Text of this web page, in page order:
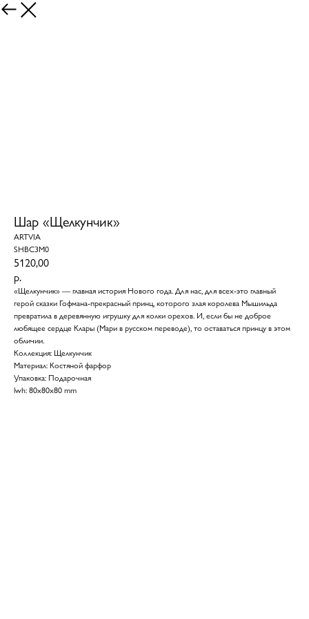
Шар «Щелкунчик»
ARTVIA
SHBC3M0
5120,00
р.
«Щелкунчик» — главная история Нового года. Для нас, для всех-это главный
герой сказки Гофмана-прекрасный принц, которого злая королева Мышильда
превратила в деревянную игрушку для колки орехов. И, если бы не доброе
любящее сердце Клары (Мари в русском переводе), то оставаться принцу в этом
обличии.
Коллекция: Щелкунчик
Материал: Костяной фарфор
Упаковка: Подарочная
lwh: 80x80x80 mm